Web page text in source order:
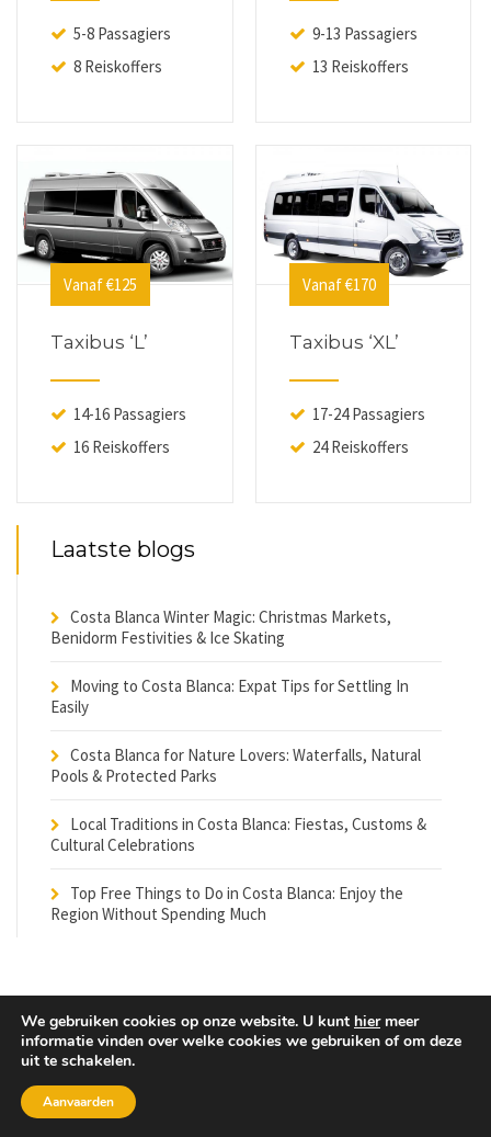
5-8 Passagiers
8 Reiskoffers
9-13 Passagiers
13 Reiskoffers
Vanaf €125
Taxibus ‘L’
14-16 Passagiers
16 Reiskoffers
Vanaf €170
Taxibus ‘XL’
17-24 Passagiers
24 Reiskoffers
Laatste blogs
Costa Blanca Winter Magic: Christmas Markets,
Benidorm Festivities & Ice Skating
Moving to Costa Blanca: Expat Tips for Settling In
Easily
Costa Blanca for Nature Lovers: Waterfalls, Natural
Pools & Protected Parks
Local Traditions in Costa Blanca: Fiestas, Customs &
Cultural Celebrations
Top Free Things to Do in Costa Blanca: Enjoy the
Region Without Spending Much
© 2024 Alicante Private Airportshuttle. All Rights Reserved
We gebruiken cookies op onze website. U kunt hiermeer
informatie vinden over welke cookies we gebruiken of om deze
uit te schakelen.
Aanvaarden